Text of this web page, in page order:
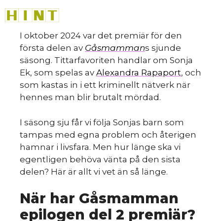
till
innehåll
I oktober 2024 var det premiär för den
första delen av Gåsmammans sjunde
säsong. Tittarfavoriten handlar om Sonja
Ek, som spelas av Alexandra Rapaport, och
som kastas in i ett kriminellt nätverk när
hennes man blir brutalt mördad.
I säsong sju får vi följa Sonjas barn som
tampas med egna problem och återigen
hamnar i livsfara. Men hur länge ska vi
egentligen behöva vänta på den sista
delen? Här är allt vi vet än så länge.
När har Gåsmamman
epilogen del 2 premiär?